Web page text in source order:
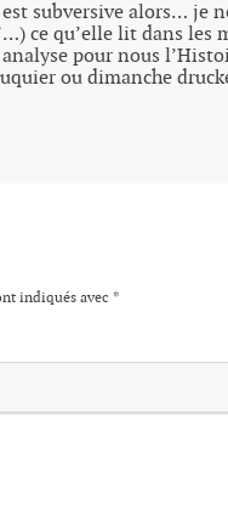
subversive alors… je
ce qu’elle lit dans les
pour nous
ou dimanche
indiqués avec *